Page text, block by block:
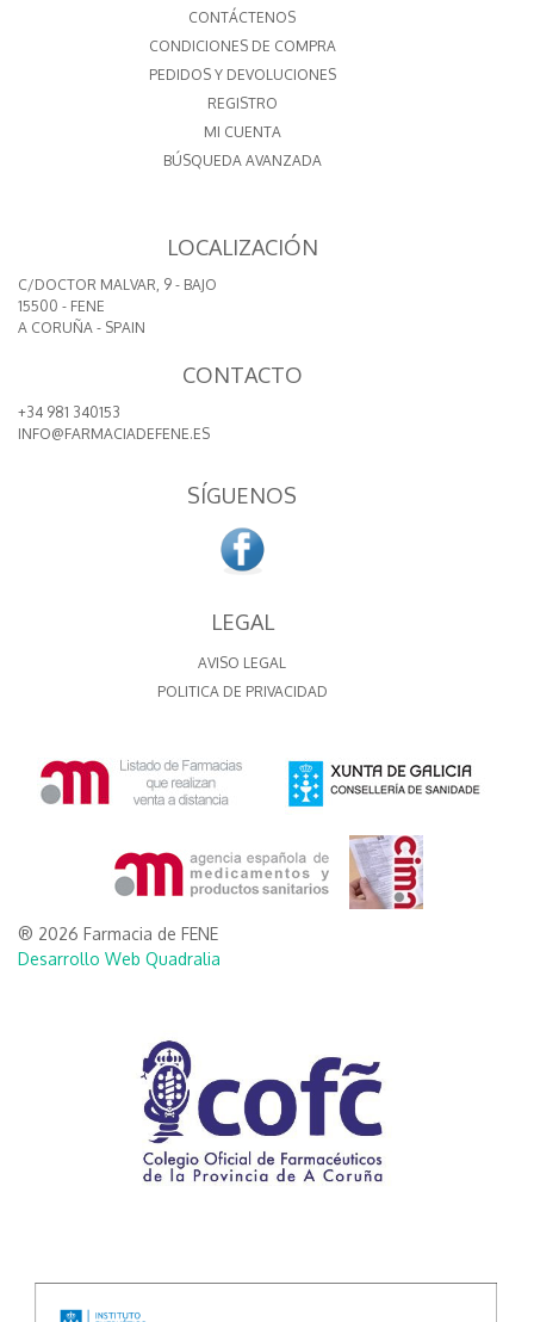
CONTÁCTENOS
CONDICIONES DE COMPRA
PEDIDOS Y DEVOLUCIONES
REGISTRO
MI CUENTA
BÚSQUEDA AVANZADA
LOCALIZACIÓN
C/DOCTOR MALVAR, 9 - BAJO
15500 - FENE
A CORUÑA - SPAIN
CONTACTO
+34 981 340153
INFO@FARMACIADEFENE.ES
SÍGUENOS
LEGAL
AVISO LEGAL
POLITICA DE PRIVACIDAD
® 2026 Farmacia de FENE
Desarrollo Web Quadralia